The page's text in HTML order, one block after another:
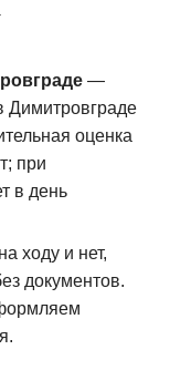
—
Димитровграде
оценка
при
в день
ходу и нет,
документов.